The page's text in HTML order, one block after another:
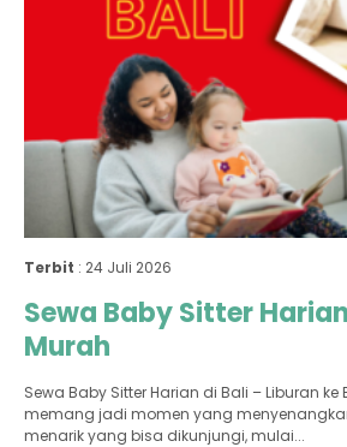
Terbit : 24 Juli 2026
Sewa Baby Sitter
Murah
Sewa Baby Sitter Harian di Bali – Liburan
memang jadi momen yang
menarik yang bisa dikunjungi, mulai...